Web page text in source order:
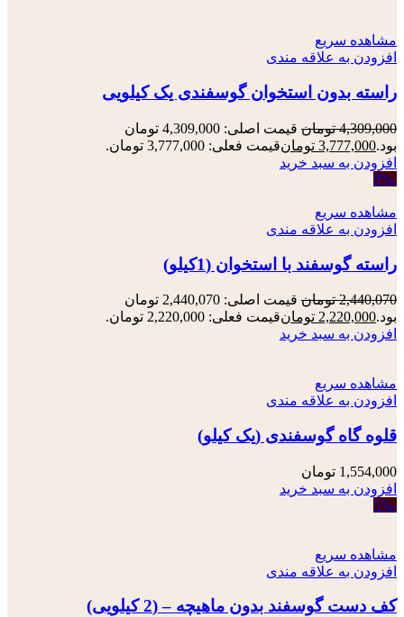
مشاهده سریع
افزودن به علاقه مندی
راسته بدون استخوان گوسفندی یک کیلویی
4,309,000 تومان
قیمت اصلی: 4,309,000 تومان
بود.3,777,000 تومانقیمت فعلی: 3,777,000 تومان.
افزودن به سبد خرید
-9%
مشاهده سریع
افزودن به علاقه مندی
راسته گوسفند با استخوان (1کیلو)
2,440,070 تومان
قیمت اصلی: 2,440,070 تومان
بود.2,220,000 تومانقیمت فعلی: 2,220,000 تومان.
افزودن به سبد خرید
مشاهده سریع
افزودن به علاقه مندی
قلوه گاه گوسفندی (یک کیلو)
1,554,000 تومان
افزودن به سبد خرید
-5%
مشاهده سریع
افزودن به علاقه مندی
کف دست گوسفند بدون ماهیچه – (2 کیلویی)